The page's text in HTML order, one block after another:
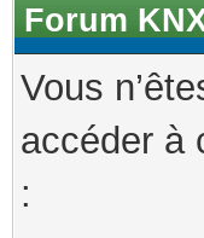
Forum
Vous
accéder à
: